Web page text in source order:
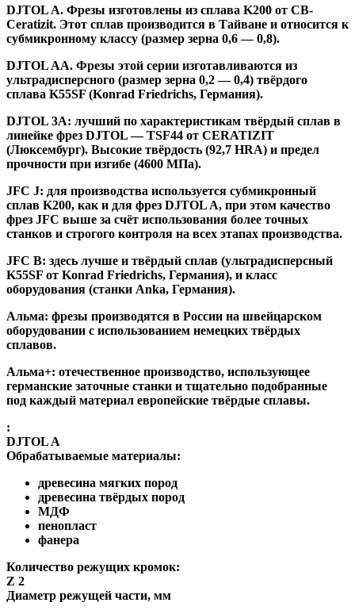
DJTOL A. Фрезы изготовлены из сплава K200 от CB-
Ceratizit. Этот сплав производится в Тайване и относится к
субмикронному классу (размер зерна 0,6 — 0,8).
DJTOL AA. Фрезы этой серии изготавливаются из
ультрадисперсного (размер зерна 0,2 — 0,4) твёрдого
сплава K55SF (Konrad Friedrichs, Германия).
DJTOL 3A: лучший по характеристикам твёрдый сплав в
линейке фрез DJTOL — TSF44 от CERATIZIT
(Люксембург). Высокие твёрдость (92,7 HRA) и предел
прочности при изгибе (4600 МПа).
JFC J: для производства используется субмикронный
сплав K200, как и для фрез DJTOL A, при этом качество
фрез JFC выше за счёт использования более точных
станков и строгого контроля на всех этапах производства.
JFC B: здесь лучше и твёрдый сплав (ультрадисперсный
K55SF от Konrad Friedrichs, Германия), и класс
оборудования (станки Anka, Германия).
Альма: фрезы производятся в России на швейцарском
оборудовании с использованием немецких твёрдых
сплавов.
Альма+: отечественное производство, использующее
германские заточные станки и тщательно подобранные
под каждый материал европейские твёрдые сплавы.
:
DJTOL A
Обрабатываемые материалы:
древесина мягких пород
древесина твёрдых пород
МДФ
пенопласт
фанера
Количество режущих кромок:
Z 2
Диаметр режущей части, мм